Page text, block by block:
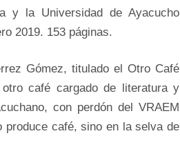
y la Universidad de Ayacucho
2019. 153 páginas.
Gómez, titulado el Otro Café
café cargado de literatura y
con perdón del VRAEM
produce café, sino en la selva de